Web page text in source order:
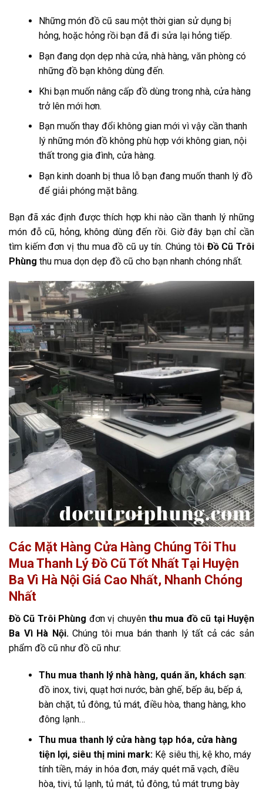
Những món đồ cũ sau một thời gian sử dụng bị
hỏng, hoặc hỏng rồi bạn đã đi sửa lại hỏng tiếp.
Bạn đang dọn dẹp nhà cửa, nhà hàng, văn phòng có
những đồ bạn không dùng đến.
Khi bạn muốn nâng cấp đồ dùng trong nhà, cửa hàng
trở lên mới hơn.
Bạn muốn thay đổi không gian mới vì vậy cần thanh
lý những món đồ không phù hợp với không gian, nội
thất trong gia đình, cửa hàng.
Bạn kinh doanh bị thua lỗ bạn đang muốn thanh lý đồ
để giải phóng mặt bằng.
Bạn đã xác định được thích hợp khi nào cần thanh lý những
món đỗ cũ, hỏng, không dùng đến rồi. Giờ đây bạn chỉ cần
tìm kiếm đơn vị thu mua đồ cũ uy tín. Chúng tôi Đồ Cũ Trôi
Phùng thu mua dọn dẹp đồ cũ cho bạn nhanh chóng nhất.
Các Mặt Hàng Cửa Hàng Chúng Tôi Thu
Mua Thanh Lý Đồ Cũ Tốt Nhất Tại Huyện
Ba Vì Hà Nội Giá Cao Nhất, Nhanh Chóng
Nhất
Đồ Cũ Trôi Phùng đơn vị chuyên thu mua đồ cũ tại Huyện
Ba Vì Hà Nội.Chúng tôi mua bán thanh lý tất cả các sản
phẩm đồ cũ như đồ cũ như:
Thu mua thanh lý nhà hàng, quán ăn, khách sạn:
đồ inox, tivi, quạt hơi nước, bàn ghế, bếp âu, bếp á,
bàn chặt, tủ đông, tủ mát, điều hòa, thang hàng, kho
đông lạnh…
Thu mua thanh lý cửa hàng tạp hóa, cửa hàng
tiện lợi, siêu thị mini mark: Kệ siêu thị, kệ kho, máy
tính tiền, máy in hóa đơn, máy quét mã vạch, điều
hòa, tivi, tủ lạnh, tủ mát, tủ đông, tủ mát trưng bày